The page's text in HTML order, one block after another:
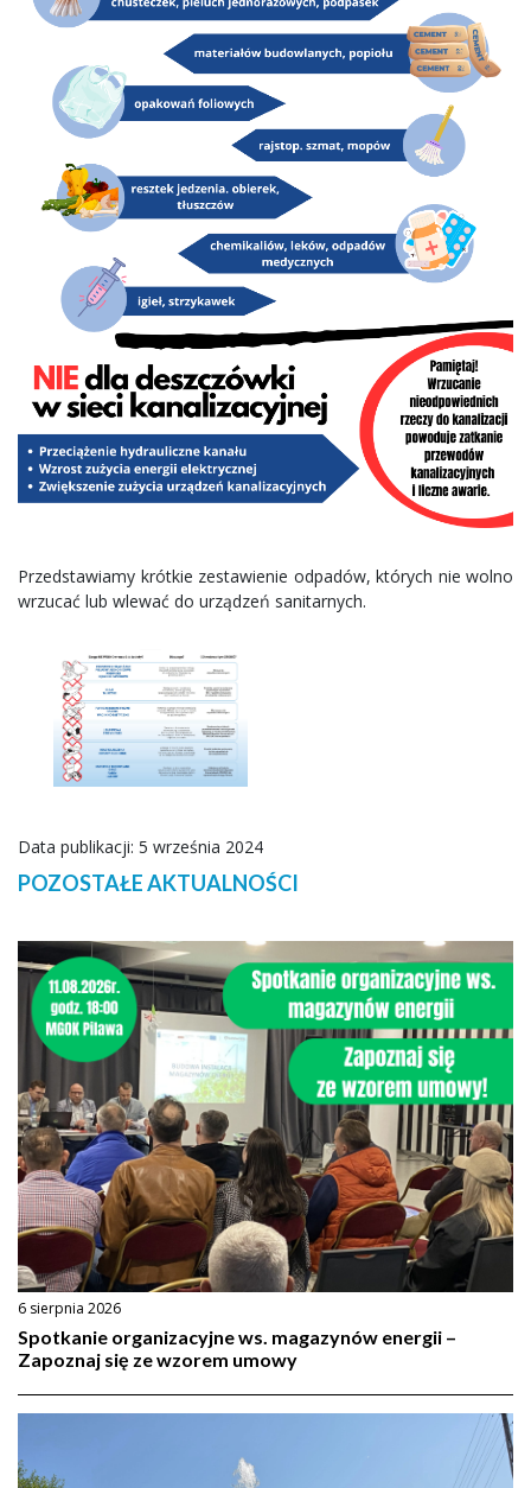
Przedstawiamy krótkie zestawienie odpadów, których nie wolno
wrzucać lub wlewać do urządzeń sanitarnych.
Data publikacji: 5 września 2024
POZOSTAŁE AKTUALNOŚCI
6 sierpnia 2026
Spotkanie organizacyjne ws. magazynów energii –
Zapoznaj się ze wzorem umowy